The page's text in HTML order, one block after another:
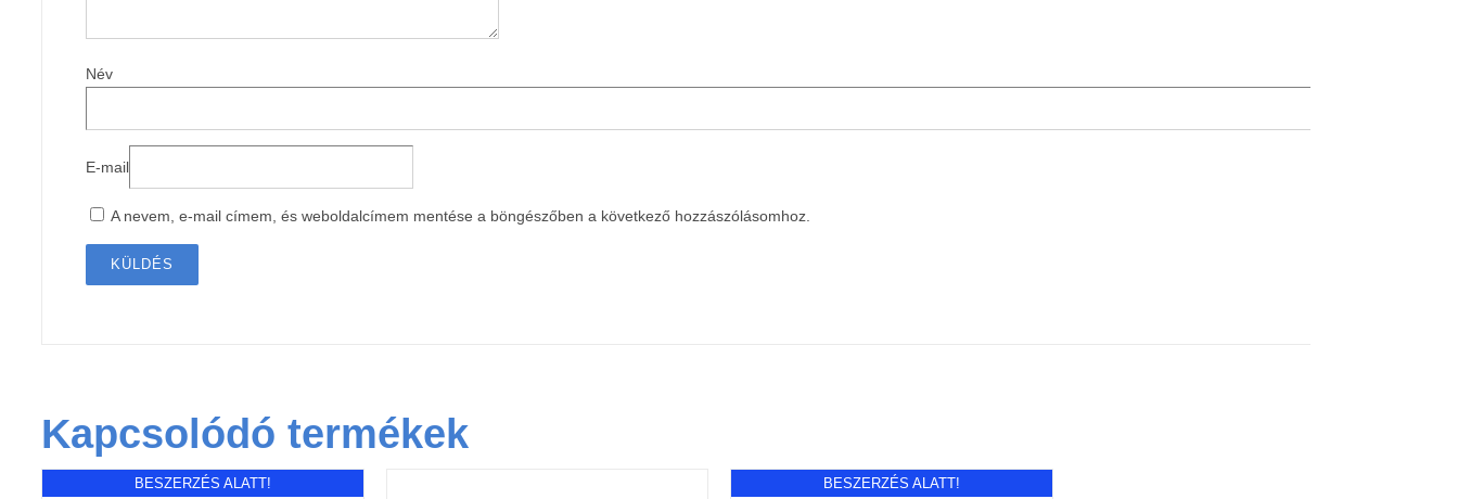
Név
E-mail
A nevem, e-mail címem, és weboldalcímem mentése a böngészőben a következő hozzászólásomhoz.
Kapcsolódó termékek
BESZERZÉS ALATT! BESZERZÉS ALATT!